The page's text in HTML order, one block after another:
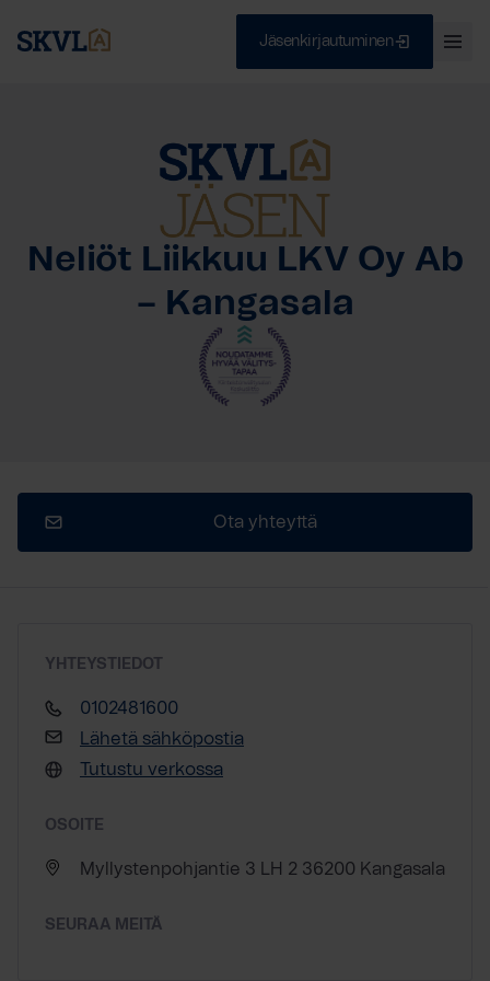
Jäsenkirjautuminen
Neliöt Liikkuu LKV Oy Ab
– Kangasala
Ota yhteyttä
YHTEYSTIEDOT
0102481600
Lähetä sähköpostia
Tutustu verkossa
OSOITE
Myllystenpohjantie 3 LH 2 36200 Kangasala
SEURAA MEITÄ